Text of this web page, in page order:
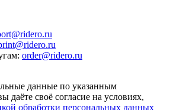
: order@ridero.ru
данные по указанным
даёте своё согласие на условиях,
обработки персональных данных